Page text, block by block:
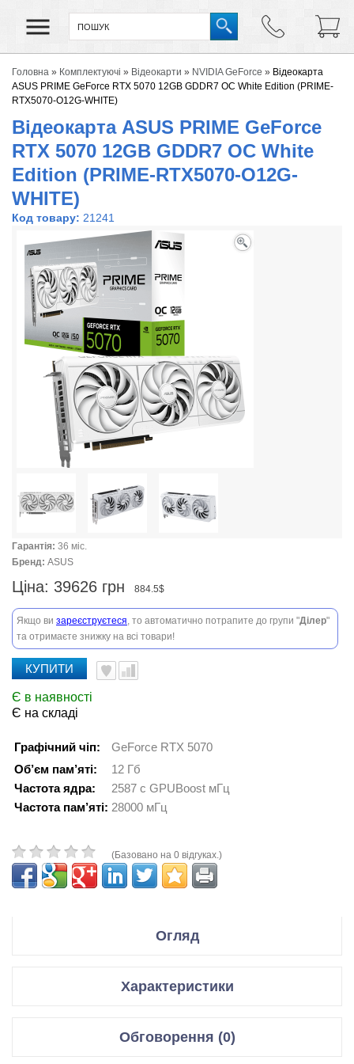
Головна » Комплектуючі » Відеокарти » NVIDIA GeForce » Відеокарта
ASUS PRIME GeForce RTX 5070 12GB GDDR7 OC White Edition (PRIME-
RTX5070-O12G-WHITE)
Відеокарта ASUS PRIME GeForce
RTX 5070 12GB GDDR7 OC White
Edition (PRIME-RTX5070-O12G-
WHITE)
Код товару: 21241
Гарантія: 36 міс.
Бренд: ASUS
Ціна: 39626 грн 884.5$
Якщо ви зареєструєтеся, то автоматично потрапите до групи "Ділер"
та отримаєте знижку на всі товари!
КУПИТИ
Є в наявності
Є на складі
Графічний чіп:
GeForce RTX 5070
Об’єм пам’яті:
12 Гб
Частота ядра:
2587 с GPUBoost мГц
Частота пам’яті: 28000 мГц
(Базовано на 0 відгуках.)
Огляд
Характеристики
Обговорення (0)